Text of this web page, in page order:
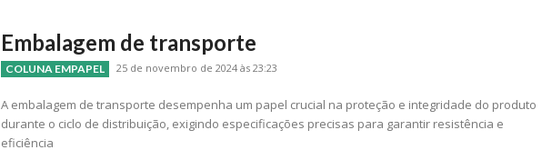
Embalagem de transporte
COLUNA EMPAPEL 25 de novembro de 2024 às 23:23
A embalagem de transporte desempenha um papel crucial na proteção e integridade do produto
durante o ciclo de distribuição, exigindo especificações precisas para garantir resistência e
eficiência